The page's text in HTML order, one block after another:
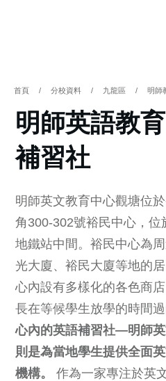
首頁 / 分校資料 / 九龍區 / 明師
明師英語教
補習社
明師英文教育中心觀塘位
角300-302號裕民中心，
地鐵站中間。裕民中心為
光大廈、裕民大廈等地的
心內設有多樣化的各色商
長在等候學生放學的時間過
心內的英語補習社—明師英
則是為當地學生提供全面
機構。
作為一家專注於英